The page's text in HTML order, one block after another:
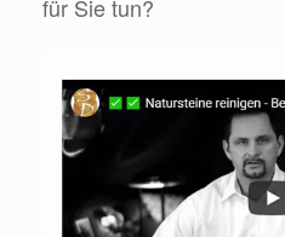
für Sie tun?